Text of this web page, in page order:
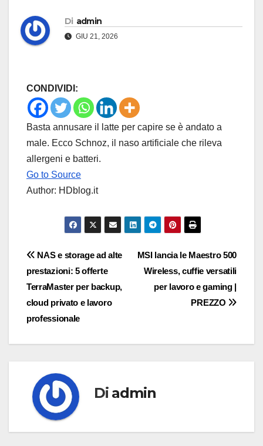
Di admin
GIU 21, 2026
CONDIVIDI:
Basta annusare il latte per capire se è andato a
male. Ecco Schnoz, il naso artificiale che rileva
allergeni e batteri.
Go to Source
Author: HDblog.it
Navigazione
articoli
MSI lancia le Maestro 500
Wireless, cuffie versatili
per lavoro e gaming |
PREZZO
NAS e storage ad alte
prestazioni: 5 offerte
TerraMaster per backup,
cloud privato e lavoro
professionale
Di admin